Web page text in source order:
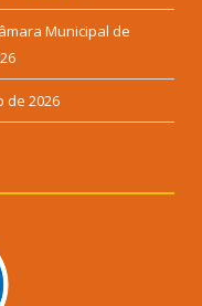
Municipal de
de 2026